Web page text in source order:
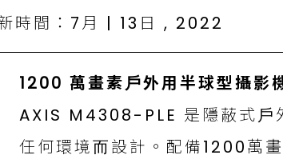
時間：7月 | 13日 , 2022
1200 萬畫素⼾外⽤半球型攝影
AXIS M4308-PLE 是隱蔽式⼾
任何環境⽽設計。配備1200萬